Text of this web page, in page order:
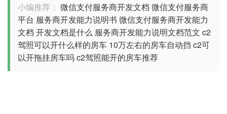
小编推荐： 微信支付服务商开发文档 微信支付服务商
平台 服务商开发能力说明书 微信支付服务商开发能力
文档 开发文档是什么 服务商开发能力说明文档范文 c2
驾照可以开什么样的房车 10万左右的房车自动挡 c2可
以开拖挂房车吗c2驾照能开的房车推荐